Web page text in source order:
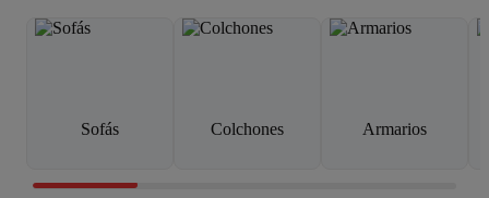
Sofás Colchones Armarios